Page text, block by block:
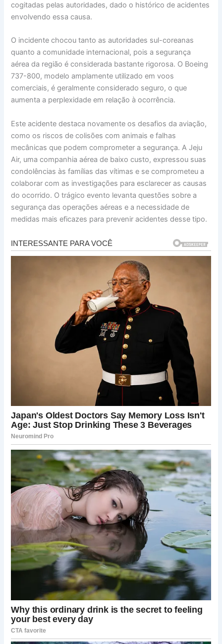
cogitadas pelas autoridades, dado o histórico de acidentes
envolvendo essa causa.
O incidente chocou tanto as autoridades sul-coreanas
quanto a comunidade internacional, pois a segurança
aérea da região é considerada bastante rigorosa. O Boeing
737-800, modelo amplamente utilizado em voos
comerciais, é geralmente considerado seguro, o que
aumenta a perplexidade em relação à ocorrência.
Este acidente destaca novamente os desafios da aviação,
como os riscos de colisões com animais e falhas
mecânicas que podem comprometer a segurança. A Jeju
Air, uma companhia aérea de baixo custo, expressou suas
condolências às famílias das vítimas e se comprometeu a
colaborar com as investigações para esclarecer as causas
do ocorrido. O trágico evento levanta questões sobre a
segurança das operações aéreas e a necessidade de
medidas mais eficazes para prevenir acidentes desse tipo.